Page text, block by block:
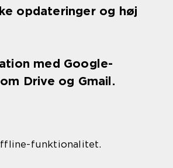
opdateringer og høj
med Google-
Drive og Gmail.
funktionalitet.